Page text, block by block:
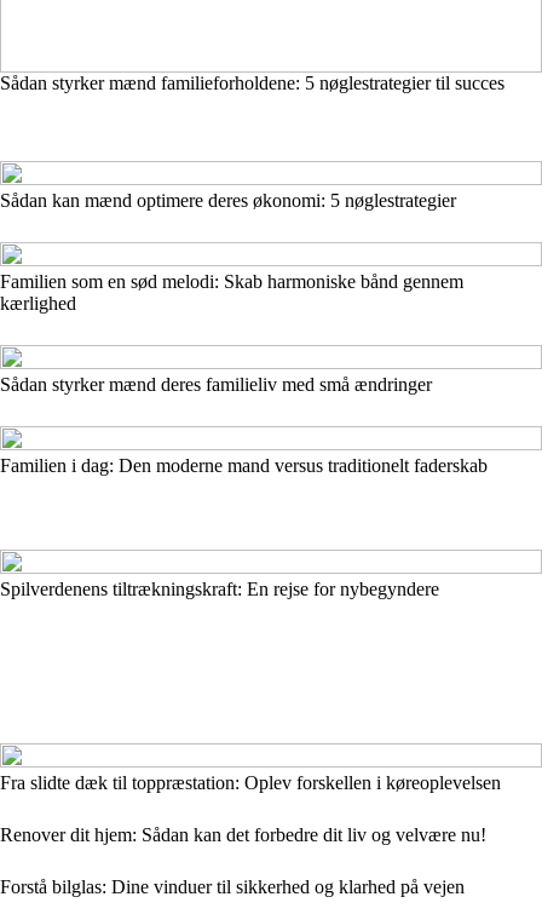
Sådan styrker mænd familieforholdene: 5 nøglestrategier til succes
Sådan kan mænd optimere deres økonomi: 5 nøglestrategier
Familien som en sød melodi: Skab harmoniske bånd gennem
kærlighed
Sådan styrker mænd deres familieliv med små ændringer
Familien i dag: Den moderne mand versus traditionelt faderskab
Spilverdenens tiltrækningskraft: En rejse for nybegyndere
Fra slidte dæk til toppræstation: Oplev forskellen i køreoplevelsen
Renover dit hjem: Sådan kan det forbedre dit liv og velvære nu!
Forstå bilglas: Dine vinduer til sikkerhed og klarhed på vejen